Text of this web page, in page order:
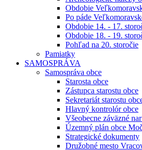
Obdobie
Po páde
Obdobie 14. - 17.
Obdobie 18. - 19.
Pohľad na 20. storočie
Pamiatky
SAMOSPRÁVA
Samospráva obce
Starosta obce
Zástupca starostu obce
Sekretariát starostu
Hlavný kontrolór obce
Všeobecne záväzné
Územný plán obce
Strategické dokumenty
Družobné mesto